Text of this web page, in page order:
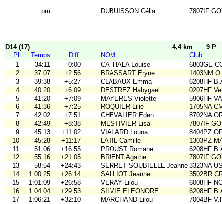
pm DUBUISSON Célia 7807IF
D14 (17) 4,4 km
9 P
Pl
Temps Diff. NOM
Club
1
34:11 0:00 CATHALA Louise
6803GE
2
37:07 +2:56 BRASSART Eryne
1403NM
3
39:38 +5:27 CLABAUX Emma
6208HF
4
40:20 +6:09 DESTREZ Habygaël
0207HF
5
41:20 +7:09 MAYERES Violette
5906HF
6
41:36 +7:25 ROQUIER Lilie
1705NA
7
42:02 +7:51 CHEVALIER Eden
8702NA
8
42:49 +8:38 MESTIVIER Lisa
7807IF
9
45:13 +11:02 VIALARD Louna
8404PZ
10
45:28 +11:17 LATIL Camille
1303PZ
11
51:06 +16:55 PROUST Romane
6208HF
12
55:16 +21:05 BRIENT Agathe
7807IF
13
58:54 +24:43 SERRET SOUBIELLE Jeanne 3323NA
14
1:00:25 +26:14 SALLIOT Jeanne
3502BR
15
1:01:09 +26:58 VERAY Lilou
6008HF
16
1:04:04 +29:53 SILVIE ELEONORE
6208HF
17
1:06:21 +32:10 MARCHAND Lilou 7004BF